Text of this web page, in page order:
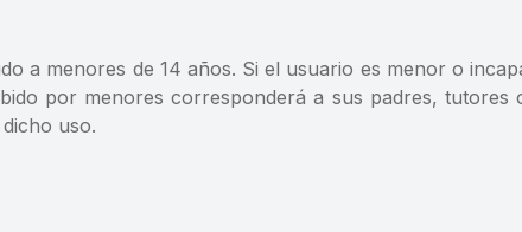
a menores de 14 años. Si el usuario es menor o
por menores corresponderá a sus padres,
uso.